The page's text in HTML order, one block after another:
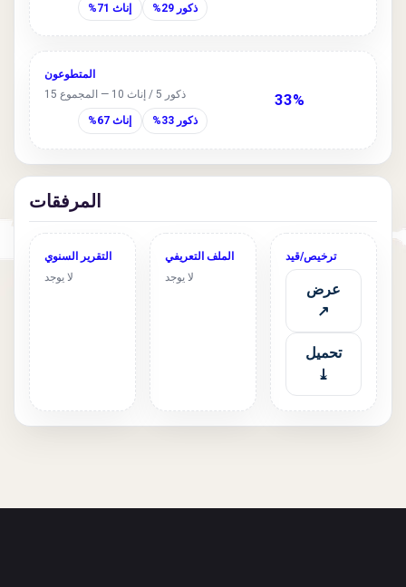
ذكور 29% إناث 71%
33%
المتطوعون
ذكور 5 / إناث 10 — المجموع 15
ذكور 33% إناث 67%
المرفقات
ترخيص/قيد
عرض
↗
تحميل
⤓
الملف التعريفي
لا يوجد
التقرير السنوي
لا يوجد